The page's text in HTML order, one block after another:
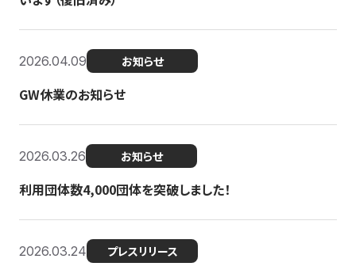
2026.04.09 お知らせ
GW休業のお知らせ
2026.03.26 お知らせ
利用団体数4,000団体を突破しました！
2026.03.24 プレスリリース